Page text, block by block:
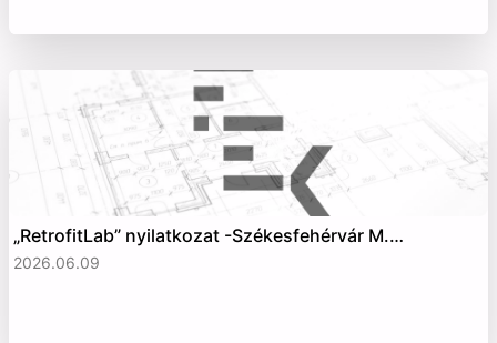
„RetrofitLab” nyilatkozat -Székesfehérvár M.…
2026.06.09